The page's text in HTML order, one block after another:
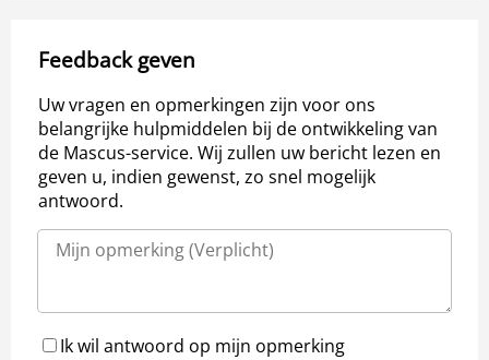
Feedback geven
Uw vragen en opmerkingen zijn voor ons
belangrijke hulpmiddelen bij de ontwikkeling van
de Mascus-service. Wij zullen uw bericht lezen en
geven u, indien gewenst, zo snel mogelijk
antwoord.
Ik wil antwoord op mijn opmerking